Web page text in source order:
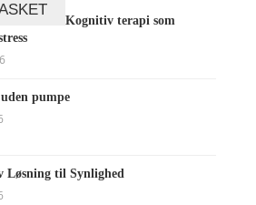
Kognitiv terapi som
pumpe
Løsning til Synlighed